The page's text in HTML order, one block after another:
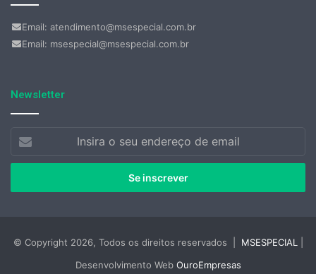
Email: atendimento@msespecial.com.br
Email: msespecial@msespecial.com.br
Newsletter
seu
de
© Copyright 2026, Todos os direitos reservados | MSESPECIAL
Desenvolvimento Web OuroEmpresas